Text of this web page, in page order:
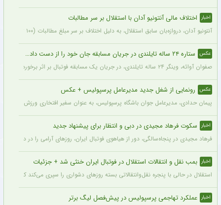
اخبار اختلاف مالی آنتونیو آدان با استقلال بر سر مطالبات
آنتونیو آدان، دروازه‌بان سابق استقلال، به دلیل اختلاف بر سر مبلغ مطالبات (۱۰۰ تا ۲۰۰ هزار یورو) قصد شکایت از باشگاه را دارد.
عکس ستاره ۲۴ ساله تایلندی در جریان مسابقه جان خود را از دست داد + عکس
صفوان آوائه، وینگر ۲۴ ساله تایلندی، در جریان یک مسابقه فوتبال بر اثر برخورد صاعقه جان خود را از دست داد.
عکس رونمایی از شغل جدید مدیرعامل پرسپولیس + عکس
پیمان حدادی، مدیرعامل جوان باشگاه پرسپولیس، به عنوان سفیر افتخاری ورزش چوگان
اخبار سکوت فرهاد مجیدی در دبی و انتظار برای پیشنهاد جدید
فرهاد مجیدی در پنجاه‌سالگی، دور از هیاهوی فوتبال ایران، روزهای آرامی را در دبی
اخبار بمب نقل و انتقالات استقلال در فوتبال ایران خنثی شد + جزئیات
استقلال در حالی با پنجره نقل‌وانتقالاتی بسته روزهای دشواری را سپری می‌کند که در
اخبار عملکرد تهاجمی پرسپولیس در پیش‌فصل لیگ برتر